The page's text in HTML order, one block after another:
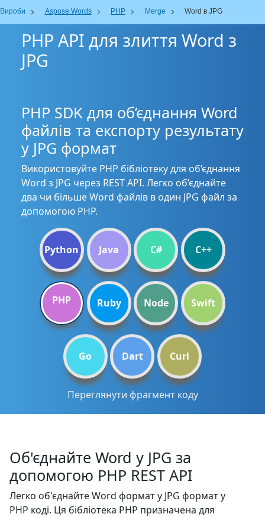
Вироби Aspose.Words PHP Merge Word в JPG
PHP API для злиття Word з
JPG
PHP SDK для об’єднання Word
файлів та експорту результату
у JPG формат
Використовуйте PHP бібліотеку для об’єднання
Word з JPG через REST API. Легко об’єднайте
два чи більше Word файлів в один JPG файл за
допомогою PHP.
Python Java C# C++
PHP Ruby Node Swift
Go Dart Curl
Переглянути фрагмент коду
Об'єднайте Word у JPG за
допомогою PHP REST API
Легко об'єднайте Word формат у JPG формат у
PHP коді. Ця бібліотека PHP призначена для